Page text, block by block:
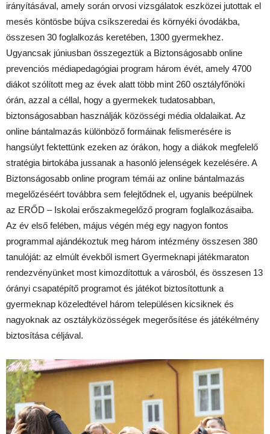
irányításával, amely során orvosi vizsgálatok eszközei jutottak el
mesés köntösbe bújva csíkszeredai és környéki óvodákba,
összesen 30 foglalkozás keretében, 1300 gyermekhez.
Ugyancsak júniusban összegeztük a Biztonságosabb online
prevenciós médiapedagógiai program három évét, amely 4700
diákot szólított meg az évek alatt több mint 260 osztályfőnöki
órán, azzal a céllal, hogy a gyermekek tudatosabban,
biztonságosabban használják közösségi média oldalaikat. Az
online bántalmazás különböző formáinak felismerésére is
hangsúlyt fektettünk ezeken az órákon, hogy a diákok megfelelő
stratégia birtokába jussanak a hasonló jelenségek kezelésére. A
Biztonságosabb online program témái az online bántalmazás
megelőzéséért továbbra sem felejtődnek el, ugyanis beépülnek
az ERŐD – Iskolai erőszakmegelőző program foglalkozásaiba.
Az év első felében, május végén még egy nagyon fontos
programmal ajándékoztuk meg három intézmény összesen 380
tanulóját: az elmúlt évekből ismert Gyermeknapi játékmaraton
rendezvényünket most kimozdítottuk a városból, és összesen 13
órányi csapatépítő programot és játékot biztosítottunk a
gyermeknap közeledtével három településen kicsiknek és
nagyoknak az osztályközösségek megerősítése és játékélmény
biztosítása céljával.